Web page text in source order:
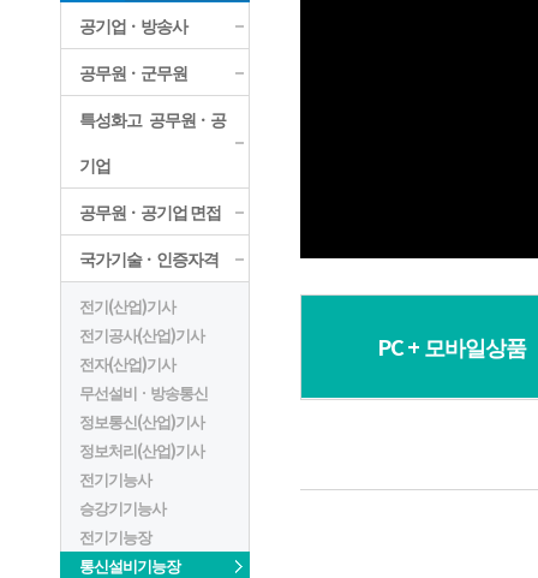
공기업ㆍ방송사
공무원ㆍ군무원
특성화고 공무원ㆍ공
기업
공무원ㆍ공기업 면접
국가기술ㆍ인증자격
전기(산업)기사
전기공사(산업)기사
전자(산업)기사
무선설비ㆍ방송통신
정보통신(산업)기사
정보처리(산업)기사
전기기능사
승강기기능사
전기기능장
통신설비기능장
PC + 모바일상품